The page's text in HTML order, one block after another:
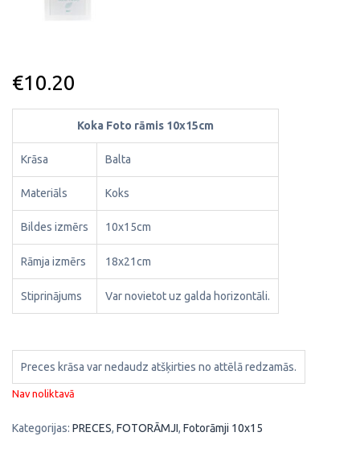
€10.20
Koka Foto rāmis 10x15cm
Krāsa Balta
Materiāls Koks
Bildes izmērs 10x15cm
Rāmja izmērs 18x21cm
Stiprinājums Var novietot uz galda horizontāli.
Preces krāsa var nedaudz atšķirties no attēlā redzamās.
Nav noliktavā
Kategorijas: PRECES, FOTORĀMJI, Fotorāmji 10x15